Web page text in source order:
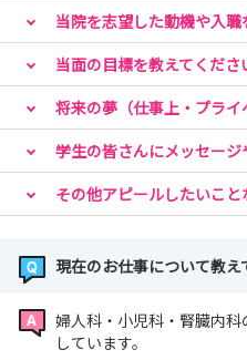
当院を志望した動機や入
当面の目標を教えてくださ
将来の夢（仕事上・プラ
学生の皆さんにメッセー
その他アピールしたいこ
現在のお仕事について教え
婦人科・小児科・腎臓内
しています。